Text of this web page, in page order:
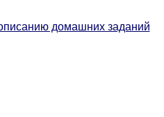
домашних заданий